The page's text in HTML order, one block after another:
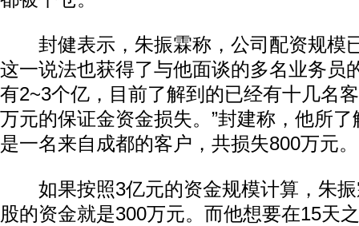
封健表示，朱振霖称，公司配资规模
这一说法也获得了与他面谈的多名业务员
有2~3个亿，目前了解到的已经有十几名
万元的保证金资金损失。”封建称，他所
是一名来自成都的客户，共损失800万元。
如果按照3亿元的资金规模计算，朱振
股的资金就是300万元。而他想要在15天